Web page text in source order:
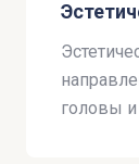
головы и